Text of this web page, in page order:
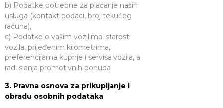
b) Podatke potrebne za plaćanje naših
usluga (kontakt podaci, broj tekućeg
računa),
c) Podatke o vašim vozilima, starosti
vozila, prijeđenim kilometrima,
preferencijama kupnje i servisa vozila, a
radi slanja promotivnih ponuda.
3. Pravna osnova za prikupljanje i
obradu osobnih podataka